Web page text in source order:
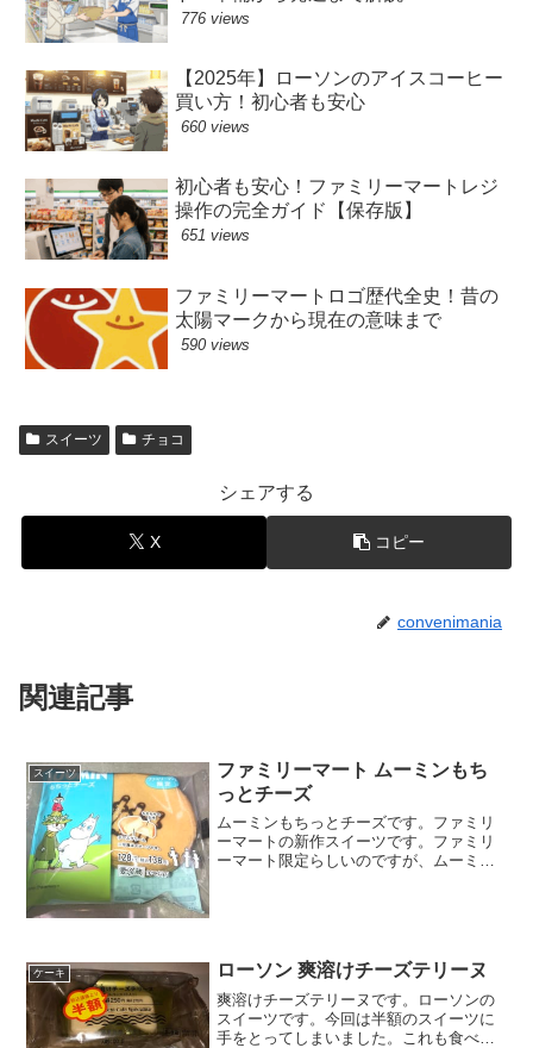
776 views
【2025年】ローソンのアイスコーヒー
買い方！初心者も安心
660 views
初心者も安心！ファミリーマートレジ
操作の完全ガイド【保存版】
651 views
ファミリーマートロゴ歴代全史！昔の
太陽マークから現在の意味まで
590 views
スイーツ チョコ
シェアする
X コピー
convenimania
関連記事
スイーツ
ファミリーマート ムーミンもち
っとチーズ
ムーミンもちっとチーズです。ファミリ
ーマートの新作スイーツです。ファミリ
ーマート限定らしいのですが、ムーミン
ケーキ ローソン 爽溶けチーズテリーヌ
爽溶けチーズテリーヌです。ローソンの
スイーツです。今回は半額のスイーツに
手をとってしまいました。これも食べた